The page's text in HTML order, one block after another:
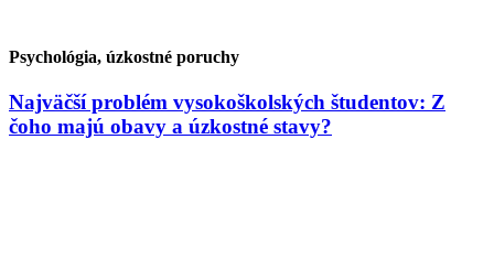
Psychológia, úzkostné poruchy
Najväčší problém vysokoškolských študentov: Z
čoho majú obavy a úzkostné stavy?